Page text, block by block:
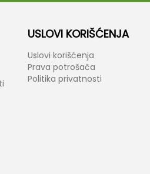
USLOVI KORIŠĆENJA
Uslovi korišćenja
Prava potrošača
Politika privatnosti